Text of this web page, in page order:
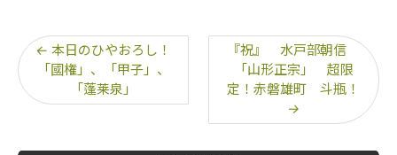
← 本日のひやおろし！
「國権」、「甲子」、
「蓬莱泉」
『祝』 水戸部朝信
「山形正宗」 超限
定！赤磐雄町 斗瓶！
→